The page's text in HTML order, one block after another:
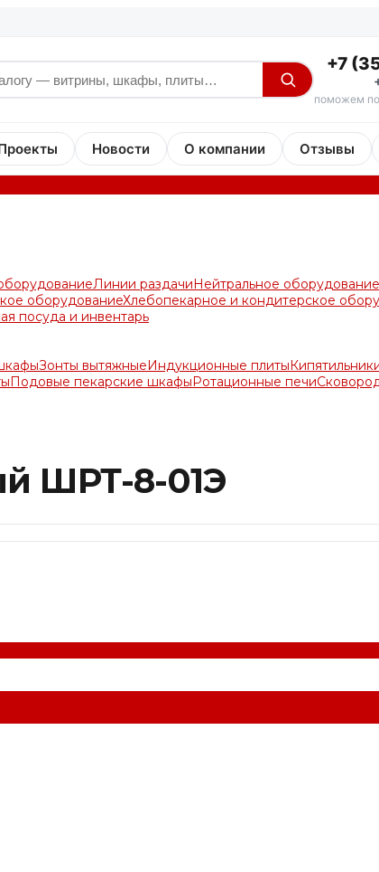
+7
поможем
Новости О компании Отзывы
Линии раздачиНейтральное оборудование
оборудованиеХлебопекарное и кондитерское
посуда и инвентарь
Зонты вытяжныеИндукционные плиты
Подовые пекарские шкафыРотационные печи
ШРТ-8-01Э